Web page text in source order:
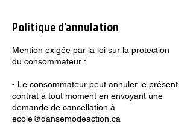
Politique d'annulation
Mention exigée par la loi sur la protection
du consommateur :
- Le consommateur peut annuler le présent
contrat à tout moment en envoyant une
demande de cancellation à
ecole@dansemodeaction.ca